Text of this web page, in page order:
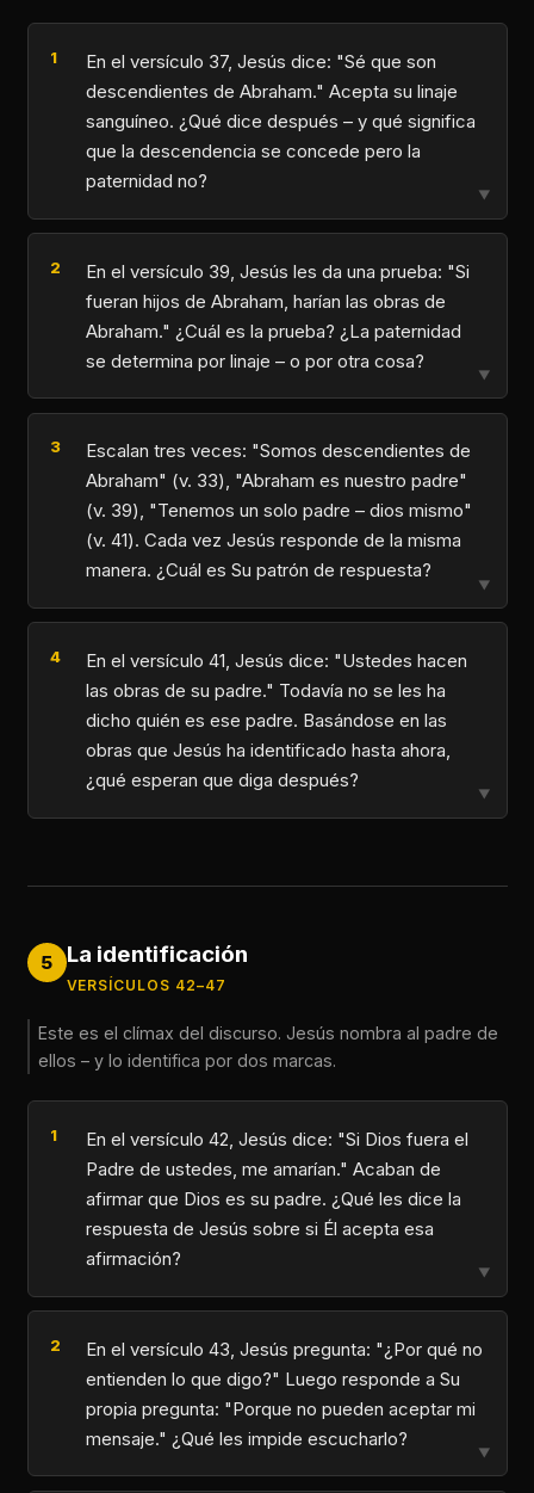
En el versículo 37, Jesús dice: "Sé que son
descendientes de Abraham." Acepta su linaje
sanguíneo. ¿Qué dice después – y qué significa
que la descendencia se concede pero la
paternidad no?
▼
En el versículo 39, Jesús les da una prueba: "Si
fueran hijos de Abraham, harían las obras de
Abraham." ¿Cuál es la prueba? ¿La paternidad
se determina por linaje – o por otra cosa?
▼
Escalan tres veces: "Somos descendientes de
Abraham" (v. 33), "Abraham es nuestro padre"
(v. 39), "Tenemos un solo padre – dios mismo"
(v. 41). Cada vez Jesús responde de la misma
manera. ¿Cuál es Su patrón de respuesta?
▼
En el versículo 41, Jesús dice: "Ustedes hacen
las obras de su padre." Todavía no se les ha
dicho quién es ese padre. Basándose en las
obras que Jesús ha identificado hasta ahora,
¿qué esperan que diga después?
▼
5 La identificación
VERSÍCULOS 42–47
Este es el clímax del discurso. Jesús nombra al padre de
ellos – y lo identifica por dos marcas.
En el versículo 42, Jesús dice: "Si Dios fuera el
Padre de ustedes, me amarían." Acaban de
afirmar que Dios es su padre. ¿Qué les dice la
respuesta de Jesús sobre si Él acepta esa
afirmación?
▼
En el versículo 43, Jesús pregunta: "¿Por qué no
entienden lo que digo?" Luego responde a Su
propia pregunta: "Porque no pueden aceptar mi
mensaje." ¿Qué les impide escucharlo?
▼